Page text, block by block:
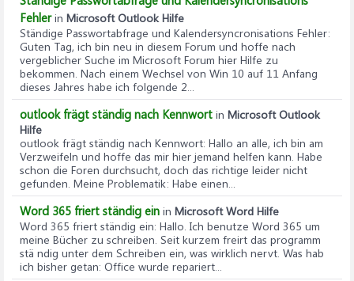
Fehlerin Microsoft Outlook Hilfe
Ständige Passwortabfrage und Kalendersyncronisations Fehler:
Guten Tag, ich bin neu in diesem Forum und hoffe nach
vergeblicher Suche im Microsoft Forum hier Hilfe zu
bekommen. Nach einem Wechsel von Win 10 auf 11 Anfang
dieses Jahres habe ich folgende 2...
outlook frägt ständig nach Kennwort in Microsoft Outlook
Hilfe
outlook frägt ständig nach Kennwort: Hallo an alle, ich bin am
Verzweifeln und hoffe das mir hier jemand helfen kann. Habe
schon die Foren durchsucht, doch das richtige leider nicht
gefunden. Meine Problematik: Habe einen...
Word 365 friert ständig ein in Microsoft Word Hilfe
Word 365 friert ständig ein: Hallo. Ich benutze Word 365 um
meine Bücher zu schreiben. Seit kurzem freirt das programm
stä ndig unter dem Schreiben ein, was wirklich nervt. Was hab
ich bisher getan: Office wurde repariert...